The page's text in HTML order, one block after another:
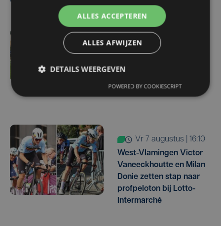
vr 7 augustus | 16:12
tegen Racing Genk:
vr 7 augustus | 16:10
West-Vlamingen Victor
Vaneeckhoutte en Milan
Donie zetten stap naar
profpeloton bij Lotto-
Intermarché
ALLES ACCEPTEREN
ALLES AFWIJZEN
DETAILS WEERGEVEN
POWERED BY COOKIESCRIPT